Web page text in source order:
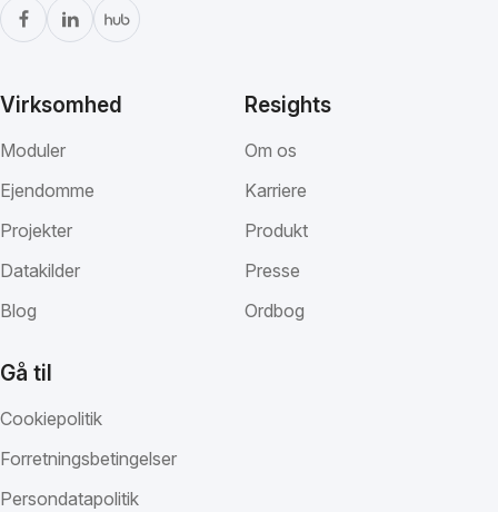
Virksomhed
Moduler
Ejendomme
Projekter
Datakilder
Blog
Resights
Om os
Karriere
Produkt
Presse
Ordbog
Gå til
Cookiepolitik
Forretningsbetingelser
Persondatapolitik